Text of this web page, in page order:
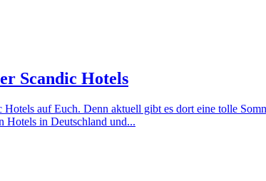
Scandic Hotels
auf Euch. Denn aktuell gibt es dort eine tolle
Hotels in Deutschland und...